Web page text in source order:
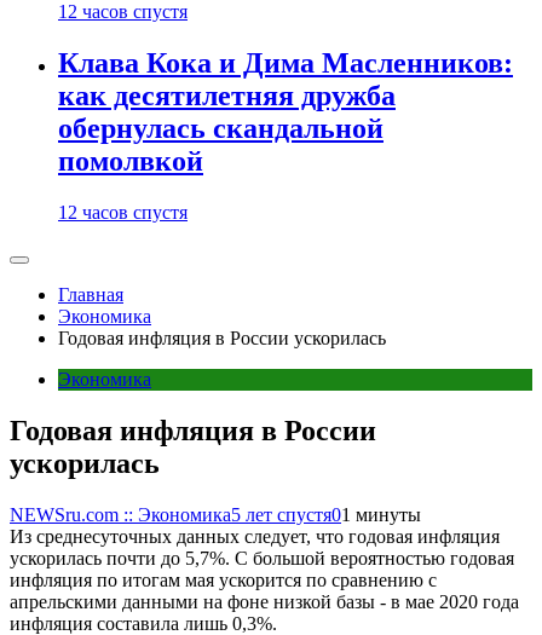
12 часов спустя
Клава Кока и Дима Масленников:
как десятилетняя дружба
обернулась скандальной
помолвкой
12 часов спустя
Главная
Экономика
Годовая инфляция в России ускорилась
Экономика
Годовая инфляция в России
ускорилась
NEWSru.com :: Экономика5 лет спустя01 минуты
Из среднесуточных данных следует, что годовая инфляция
ускорилась почти до 5,7%. С большой вероятностью годовая
инфляция по итогам мая ускорится по сравнению с
апрельскими данными на фоне низкой базы - в мае 2020 года
инфляция составила лишь 0,3%.